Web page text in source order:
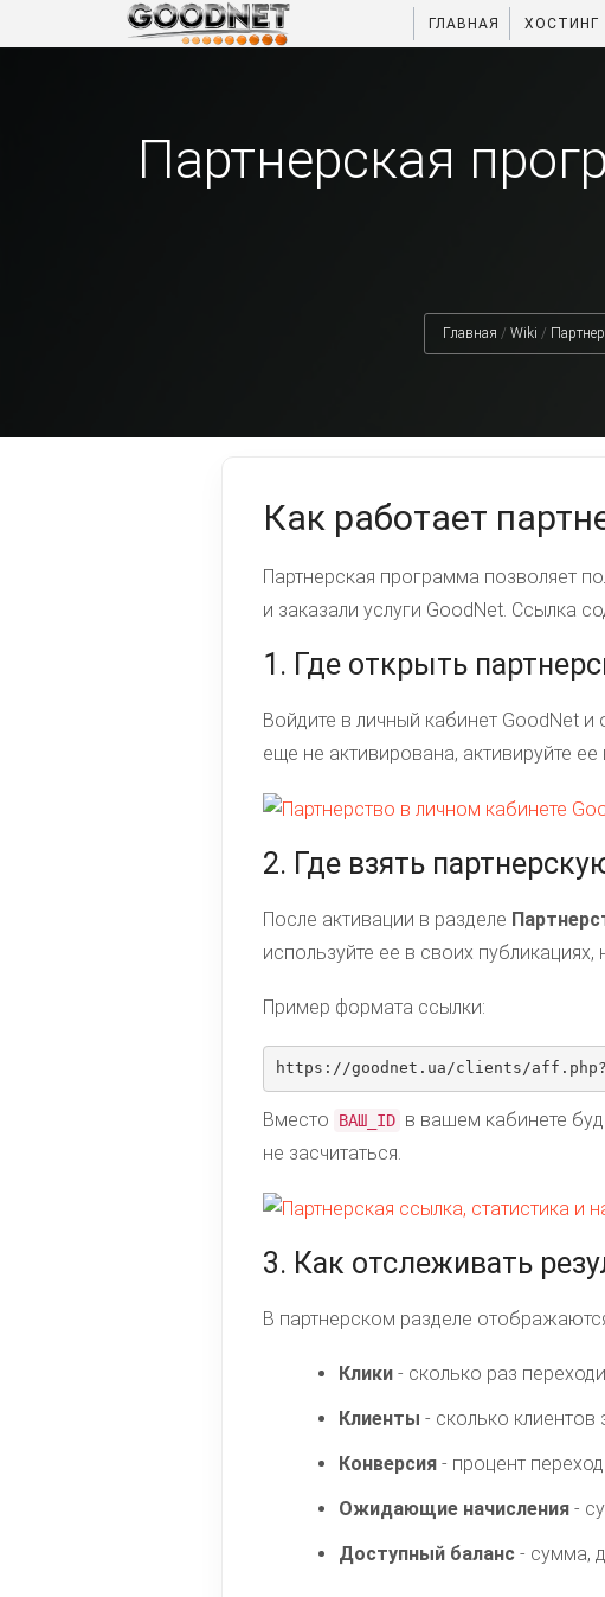
ГЛАВНАЯ ХОСТИНГ
Партнерская
Главная / Wiki /
Как работает
Партнерская программа позволяет
и заказали услуги GoodNet. Ссылка
1. Где открыть
Войдите в личный кабинет GoodNet и
еще не активирована, активируйте ее
2. Где взять
После активации в разделе
используйте ее в своих
Пример формата ссылки:
https://goodnet.ua/clients/
Вместо ВАШ_ID в вашем кабинете
не засчитаться.
3. Как отслеживать
В партнерском разделе
Клики - сколько раз
Клиенты - сколько клиентов
Конверсия - процент
Ожидающие начисления -
Доступный баланс - сумма,